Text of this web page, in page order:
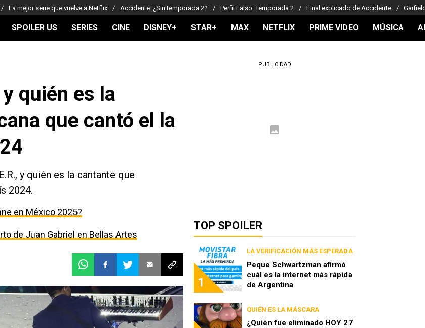
La mejor serie que vuelve a Netflix Accidente: ¿Sin temporada 2? Perfil Falso: Temporada 2 Final explicado de Accidente
SPOILER US SERIES CINE DISNEY+ STAR+ MAX NETFLIX PRIME VIDEO MÚSICA
quién es la
que cantó el la
y quién es la cantante que
2024.
en México 2025?
de Juan Gabriel en Bellas Artes
PUBLICIDAD
TOP SPOILER
1
LA VERIFICACIÓN MÁS ESPERADA
Peque Schwartzman afirmó
cuál es la internet más rápida
de Argentina
QUIÉN ES LA MÁSCARA
¿Quién fue eliminado HOY 27